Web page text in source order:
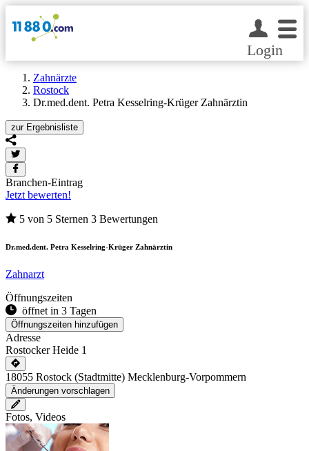
Login
Zahnärzte
Rostock
Dr.med.dent. Petra Kesselring-Krüger Zahnärztin
zurErgebnisliste
Branchen-Eintrag
Jetzt bewerten!
5 von 5 Sternen 3 Bewertungen
Dr.med.dent. Petra Kesselring-Krüger Zahnärztin
Zahnarzt
Öffnungszeiten
öffnet in 3 Tagen
Öffnungszeiten hinzufügen
Adresse
Rostocker Heide 1
18055 Rostock (Stadtmitte) Mecklenburg-Vorpommern
Änderungen vorschlagen
Fotos, Videos